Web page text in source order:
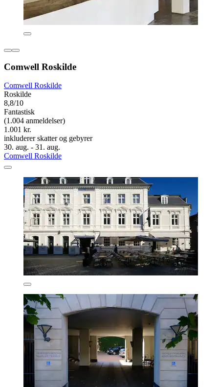
Comwell Roskilde
Comwell Roskilde
Roskilde
8,8/10
Fantastisk
(1.004 anmeldelser)
1.001 kr.
inkluderer skatter og gebyrer
30. aug. - 31. aug.
Comwell Roskilde